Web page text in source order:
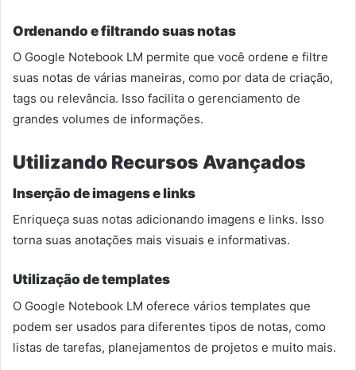
Ordenando e filtrando suas notas
O Google Notebook LM permite que você ordene e filtre
suas notas de várias maneiras, como por data de criação,
tags ou relevância. Isso facilita o gerenciamento de
grandes volumes de informações.
Utilizando Recursos Avançados
Inserção de imagens e links
Enriqueça suas notas adicionando imagens e links. Isso
torna suas anotações mais visuais e informativas.
Utilização de templates
O Google Notebook LM oferece vários templates que
podem ser usados para diferentes tipos de notas, como
listas de tarefas, planejamentos de projetos e muito mais.